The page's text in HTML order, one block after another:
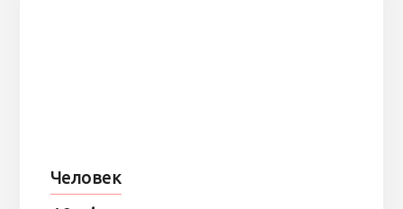
Человек